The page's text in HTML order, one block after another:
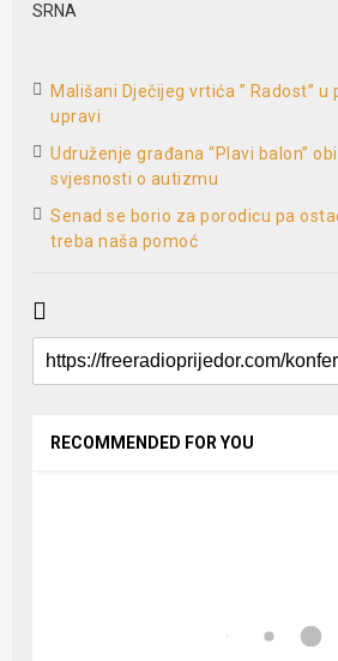
SRNA
Mališani Dječijeg vrtića ” Radost” u
upravi
Udruženje građana “Plavi balon”
svjesnosti o autizmu
Senad se borio za porodicu pa
treba naša pomoć
RECOMMENDED FOR YOU